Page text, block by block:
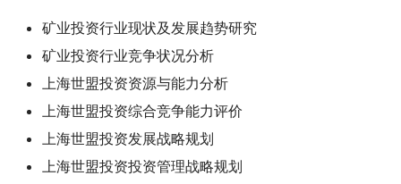
矿业投资行业现状及发展趋势研究
矿业投资行业竞争状况分析
上海世盟投资资源与能力分析
上海世盟投资综合竞争能力评价
上海世盟投资发展战略规划
上海世盟投资投资管理战略规划